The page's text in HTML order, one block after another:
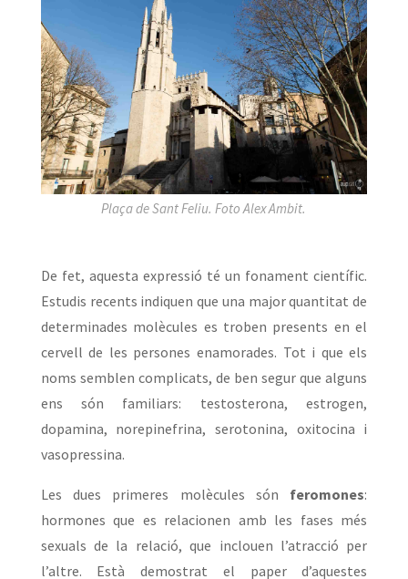
Plaça de Sant Feliu. Foto Alex Ambit.
De fet, aquesta expressió té un fonament científic.
Estudis recents indiquen que una major quantitat de
determinades molècules es troben presents en el
cervell de les persones enamorades. Tot i que els
noms semblen complicats, de ben segur que alguns
ens són familiars: testosterona, estrogen,
dopamina, norepinefrina, serotonina, oxitocina i
vasopressina.
Les dues primeres molècules són feromones:
hormones que es relacionen amb les fases més
sexuals de la relació, que inclouen l’atracció per
l’altre. Està demostrat el paper d’aquestes